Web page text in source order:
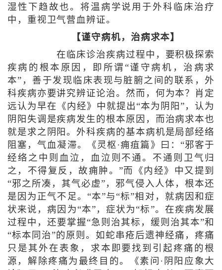
湿性下趋故也。将温病学说用于外科临床治疗
中，重视卫气营血辨证。
【谨守病机，治病求本】
在临床诊治疾病过程中，要积极探索
疾病的根本原因，即所谓“谨守病机，治病求
本”，善于发现临床表现与脏腑之间的联系，外
科疾病亦要讲究辨证论治。然而，何为本？肖定
远认为早在《内经》中就提出“本为阴阳”，认为
阴阳失调是疾病发生的根本原因，而治病求本也
就是求之阴阳。外科疾病的基本病机是局部经络
阻塞，气血凝滞。《灵枢·痈疽篇》曰：“邪客于
经络之中则血泣，血泣则不通。不通则卫气归
之，不得复反，故痈肿。”而《内经》中又提到
“邪之所凑，其气必虚”，邪气侵入人体，根本还
是因为正气不足。“本”与“标”相对，就病因和症
状来说，病因为“本”，症状为“标”。在疾病发展
过程中，还要掌握“急则治其标，缓则治其本”和
“标本同治”的原则。如蛇串疮后遗神经痛，疼痛
只是其外在表象，求本即要找到引起疼痛的根
源，解除疼痛为最终目的。《素问·阴阳应象大